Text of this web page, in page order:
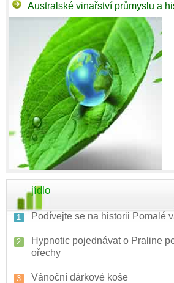
Australské vinařství průmyslu a
jídlo
Podívejte se na historii Pomalé
Hypnotic pojednávat o Praline
ořechy
Vánoční dárkové koše